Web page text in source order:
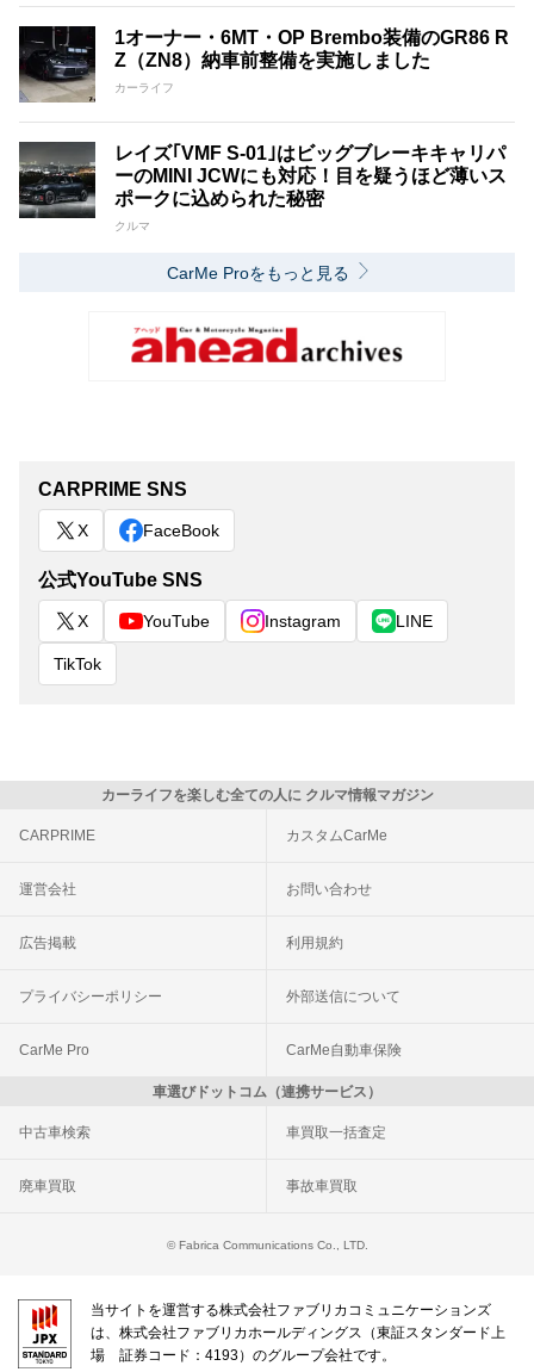
1オーナー・6MT・OP Brembo装備のGR86 R
Z（ZN8）納車前整備を実施しました
カーライフ
レイズ｢VMF S-01｣はビッグブレーキキャリパ
ーのMINI JCWにも対応！目を疑うほど薄いス
ポークに込められた秘密
クルマ
CarMe Proをもっと見る
CARPRIME SNS
X FaceBook
公式YouTube SNS
X YouTube Instagram LINE
TikTok
カーライフを楽しむ全ての人に クルマ情報マガジン
CARPRIME カスタムCarMe
運営会社 お問い合わせ
広告掲載 利用規約
プライバシーポリシー 外部送信について
CarMe Pro CarMe自動車保険
車選びドットコム（連携サービス）
中古車検索 車買取一括査定
廃車買取 事故車買取
© Fabrica Communications Co., LTD.
当サイトを運営する株式会社ファブリカコミュニケーションズ
は、株式会社ファブリカホールディングス（東証スタンダード上
場 証券コード：4193）のグループ会社です。